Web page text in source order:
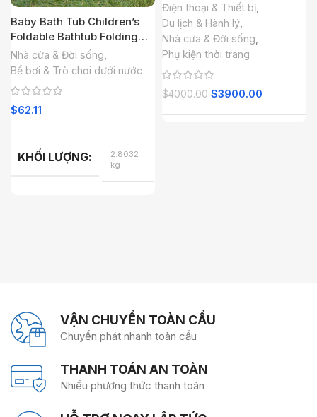
Baby Bath Tub Children’s
Foldable Bathtub Folding
Bathtub for Kids US Top
Nhà cửa & Đời sống
Bể bơi & Trò chơi dưới nước
$62.11
KHỐI LƯỢNG
2.8032
kg
Điện thoại & Thiết bị
Du lịch & Hành lý
Nhà cửa & Đời sống
Phụ kiện thời trang
$4000.00 $3900.00
VẬN CHUYỂN TOÀN CẦU
Chuyển phát nhanh toàn cầu
THANH TOÁN AN TOÀN
Nhiều phương thức thanh toán